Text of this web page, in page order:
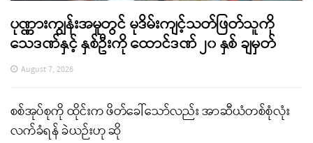
ပုဏ္ဏားကျွန်းအမှုတွင် မုဒိမ်းကျင့်သတ်ဖြတ်သူကို
သေဒဏ်နှင့် နှစ်ဦးကို ထောင်ဒဏ် ၂၀ နှစ် ချမှတ်
August 7, 2026
စစ်အုပ်စုကို ထိုင်းက ဖိတ်ခေါ်သော်လည်း အာဆီယံတစ်စုံလုံး
လက်ခံရန် ခဲယဉ်းဟု ဆို